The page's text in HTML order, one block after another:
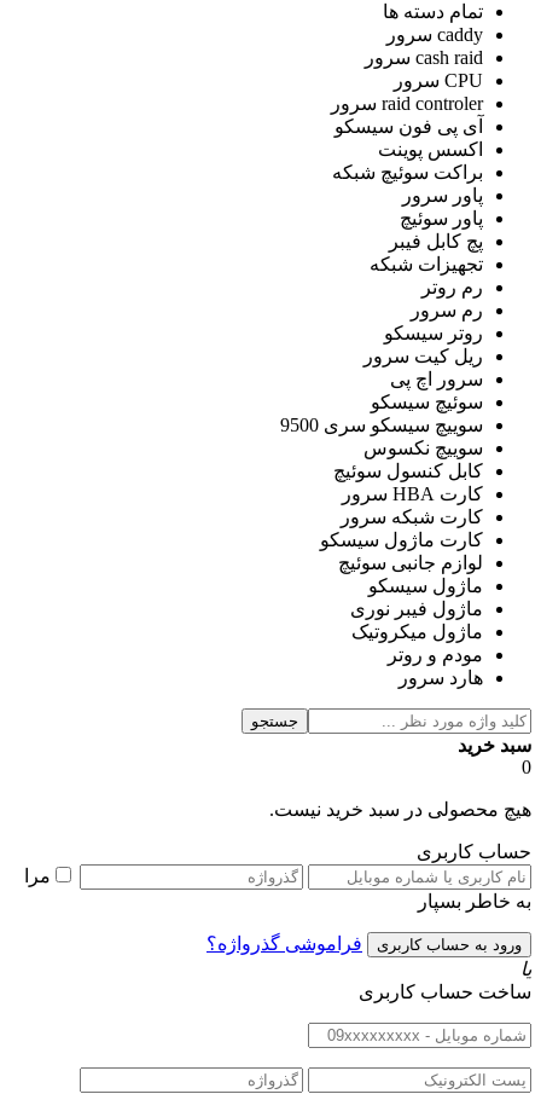
تمام دسته ها
caddy سرور
cash raid سرور
CPU سرور
raid controler سرور
آی پی فون سیسکو
اکسس پوینت
براکت سوئیچ شبکه
پاور سرور
پاور سوئیچ
پچ کابل فیبر
تجهیزات شبکه
رم روتر
رم سرور
روتر سیسکو
ریل کیت سرور
سرور اچ پی
سوئیچ سیسکو
سوییچ سیسکو سری 9500
سوییچ نکسوس
کابل کنسول سوئیچ
کارت HBA سرور
کارت شبکه سرور
کارت ماژول سیسکو
لوازم جانبی سوئیچ
ماژول سیسکو
ماژول فیبر نوری
ماژول میکروتیک
مودم و روتر
هارد سرور
جستجو
سبد خرید
0
هیچ محصولی در سبد خرید نیست.
حساب کاربری
مرا
به خاطر بسپار
فراموشی گذرواژه؟
یا
ساخت حساب کاربری